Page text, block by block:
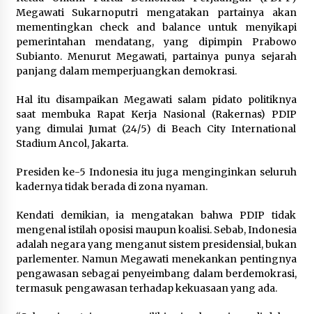
April 20, 2024
Jenazah Pilot Selandia Baru yang Ditembak KKB
Papua Akhirnya Ditemukan
August 8, 2024
Bertemu Menlu Rusia, Indonesia Tolak Alasan
Israel Serang Gaza
November 26, 2023
Megawati Sukarnoputri mengatakan partainya akan
mementingkan check and balance untuk menyikapi
pemerintahan mendatang, yang dipimpin Prabowo
Subianto. Menurut Megawati, partainya punya sejarah
panjang dalam memperjuangkan demokrasi.
Hal itu disampaikan Megawati salam pidato politiknya
saat membuka Rapat Kerja Nasional (Rakernas) PDIP
yang dimulai Jumat (24/5) di Beach City International
Stadium Ancol, Jakarta.
Presiden ke-5 Indonesia itu juga menginginkan seluruh
kadernya tidak berada di zona nyaman.
Kendati demikian, ia mengatakan bahwa PDIP tidak
mengenal istilah oposisi maupun koalisi. Sebab, Indonesia
adalah negara yang menganut sistem presidensial, bukan
parlementer. Namun Megawati menekankan pentingnya
pengawasan sebagai penyeimbang dalam berdemokrasi,
termasuk pengawasan terhadap kekuasaan yang ada.